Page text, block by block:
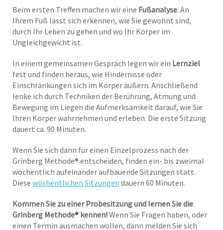
Beim ersten Treffen machen wir eine Fußanalyse. An
Ihrem Fuß lässt sich erkennen, wie Sie gewohnt sind,
durch Ihr Leben zu gehen und wo Ihr Körper im
Ungleichgewicht ist.
In einem gemeinsamen Gespräch legen wir ein Lernziel
fest und finden heraus, wie Hindernisse oder
Einschränkungen sich im Körper äußern. Anschließend
lenke ich durch Techniken der Berührung, Atmung und
Bewegung im Liegen die Aufmerksamkeit darauf, wie Sie
Ihren Körper wahrnehmen und erleben. Die erste Sitzung
dauert ca. 90 Minuten.
Wenn Sie sich dann für einen Einzelprozess nach der
Grinberg Methode® entscheiden, finden ein- bis zweimal
wöchentlich aufeinander aufbauende Sitzungen statt.
Diese wöchentlichen Sitzungen dauern 60 Minuten.
Kommen Sie zu einer Probesitzung und lernen Sie die
Grinberg Methode® kennen!Wenn Sie Fragen haben, oder
einen Termin ausmachen wollen, dann melden Sie sich